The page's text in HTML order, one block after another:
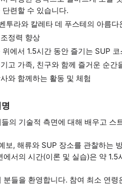
단련할 수 있습니다.
투라와 칼레타 데 푸스테의 아름
정력 향상
위에서 1.5시간 동안 즐기는 SUP 코
고 가족, 친구와 함께 즐거운 순간
와 함께하는 활동 및 체험
의 기술적 측면에 대해 배우고 스
보, 해류와 SUP 장소를 관찰하는
에서의 시간(이론 및 실습)은 약 1.5
분들을 환영합니다. 참여 최소 연